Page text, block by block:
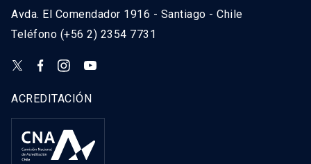
Avda. El Comendador 1916 - Santiago - Chile
Teléfono (+56 2) 2354 7731
ACREDITACIÓN